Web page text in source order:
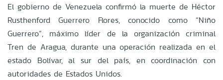
El gobierno de Venezuela confirmó la muerte de Héctor
Rusthenford Guerrero Flores, conocido como “Niño
Guerrero”, máximo líder de la organización criminal
Tren de Aragua, durante una operación realizada en el
estado Bolívar, al sur del país, en coordinación con
autoridades de Estados Unidos.